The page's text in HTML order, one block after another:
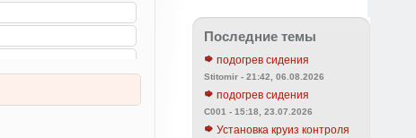
Последние темы
подогрев сидения
Stitomir - 21:42, 06.08.2026
подогрев сидения
C001 - 15:18, 23.07.2026
Установка круиз контроля